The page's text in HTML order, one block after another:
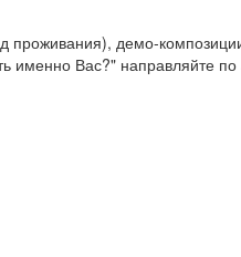
проживания), демо-
именно Вас?" направляйте по